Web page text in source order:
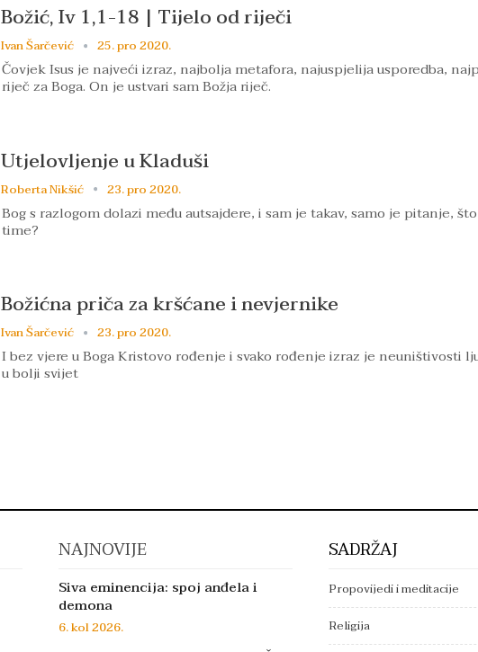
Božić, Iv 1,1-18 | Tijelo od riječi
Ivan Šarčević 25. pro 2020.
Čovjek Isus je najveći izraz, najbolja metafora, najuspjelija usporedba,
riječ za Boga. On je ustvari sam Božja riječ.
Utjelovljenje u Kladuši
Roberta Nikšić 23. pro 2020.
Bog s razlogom dolazi među autsajdere, i sam je takav, samo je pitanje,
time?
Božićna priča za kršćane i nevjernike
Ivan Šarčević 23. pro 2020.
I bez vjere u Boga Kristovo rođenje i svako rođenje izraz je neuništivosti
u bolji svijet
NAJNOVIJE
Siva eminencija: spoj anđela i
demona
6. kol 2026.
SADRŽAJ
Propovijedi i meditacije
Religija